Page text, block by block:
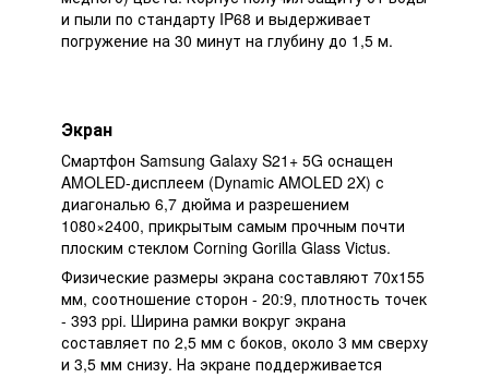
и пыли по стандарту IP68 и выдерживает
погружение на 30 минут на глубину до 1,5 м.
Экран
Смартфон Samsung Galaxy S21+ 5G оснащен
AMOLED-дисплеем (Dynamic AMOLED 2X) с
диагональю 6,7 дюйма и разрешением
1080×2400, прикрытым самым прочным почти
плоским стеклом Corning Gorilla Glass Victus.
Физические размеры экрана составляют 70х155
мм, соотношение сторон - 20:9, плотность точек
- 393 ppi. Ширина рамки вокруг экрана
составляет по 2,5 мм с боков, около 3 мм сверху
и 3,5 мм снизу. На экране поддерживается